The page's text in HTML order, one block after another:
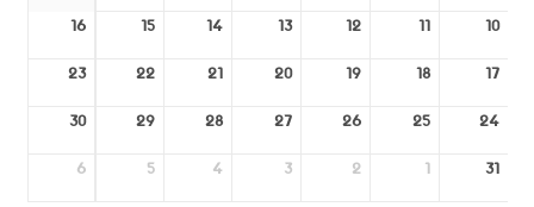
10
11
12
13
14
15
16
17
18
19
20
21
22
23
24
25
26
27
28
29
30
31
1
2
3
4
5
6